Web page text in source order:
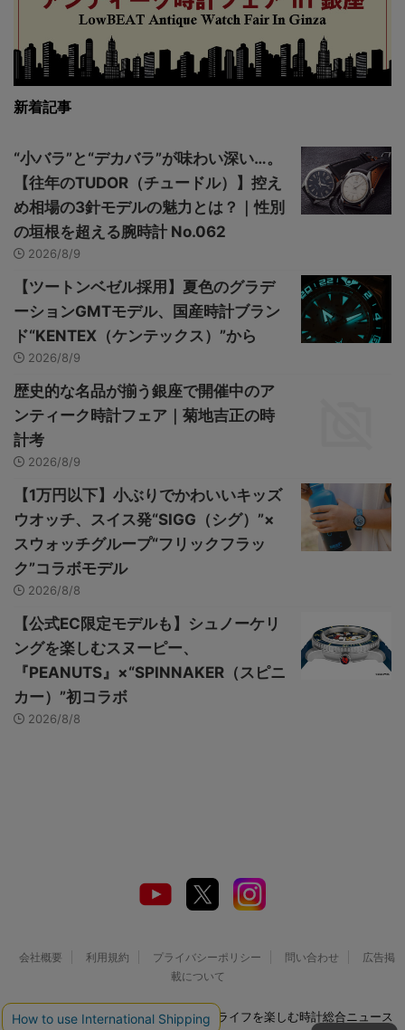
新着記事
“小バラ”と“デカバラ”が味わい深い…。
【往年のTUDOR（チュードル）】控え
め相場の3針モデルの魅力とは？｜性別
の垣根を超える腕時計 No.062
2026/8/9
【ツートンベゼル採用】夏色のグラデ
ーションGMTモデル、国産時計ブラン
ド“KENTEX（ケンテックス）”から
2026/8/9
歴史的な名品が揃う銀座で開催中のア
ンティーク時計フェア｜菊地吉正の時
計考
2026/8/9
【1万円以下】小ぶりでかわいいキッズ
ウオッチ、スイス発“SIGG（シグ）”×
スウォッチグループ“フリックフラッ
ク”コラボモデル
2026/8/8
【公式EC限定モデルも】シュノーケリ
ングを楽しむスヌーピー、
『PEANUTS』×“SPINNAKER（スピニ
カー）”初コラボ
2026/8/8
会社概要 利用規約 プライバシーポリシー 問い合わせ
広告掲
載について
© 2026 Watch LIFE NEWS｜ウオッチライフを楽しむ時計総合ニュース